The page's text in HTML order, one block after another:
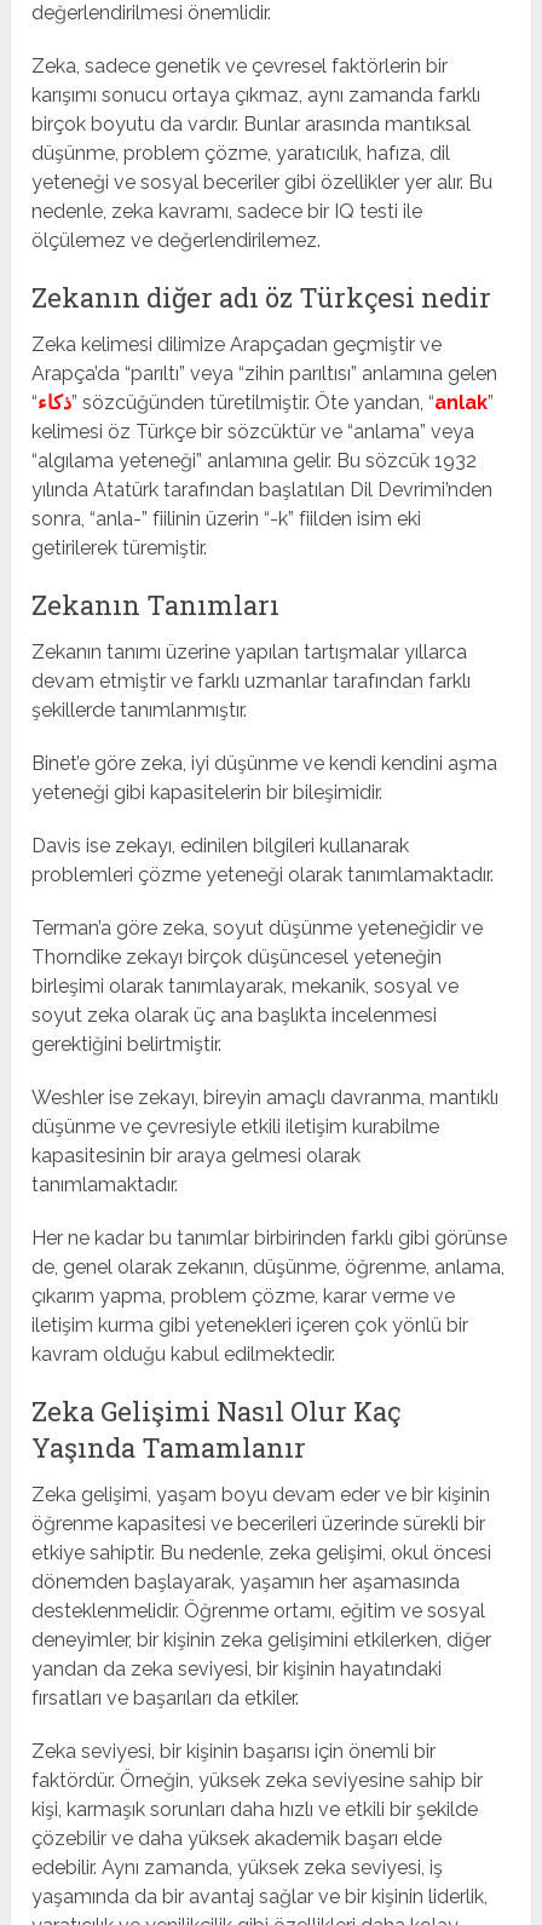
değerlendirilmesi önemlidir.
Zeka, sadece genetik ve çevresel faktörlerin bir
karışımı sonucu ortaya çıkmaz, aynı zamanda farklı
birçok boyutu da vardır. Bunlar arasında mantıksal
düşünme, problem çözme, yaratıcılık, hafıza, dil
yeteneği ve sosyal beceriler gibi özellikler yer alır. Bu
nedenle, zeka kavramı, sadece bir IQ testi ile
ölçülemez ve değerlendirilemez.
Zekanın diğer adı öz Türkçesi nedir
Zeka kelimesi dilimize Arapçadan geçmiştir ve
Arapça’da “parıltı” veya “zihin parıltısı” anlamına gelen
“ذكاء” sözcüğünden türetilmiştir. Öte yandan, “anlak”
kelimesi öz Türkçe bir sözcüktür ve “anlama” veya
“algılama yeteneği” anlamına gelir. Bu sözcük 1932
yılında Atatürk tarafından başlatılan Dil Devrimi’nden
sonra, “anla-” fiilinin üzerin “-k” fiilden isim eki
getirilerek türemiştir.
Zekanın Tanımları
Zekanın tanımı üzerine yapılan tartışmalar yıllarca
devam etmiştir ve farklı uzmanlar tarafından farklı
şekillerde tanımlanmıştır.
Binet’e göre zeka, iyi düşünme ve kendi kendini aşma
yeteneği gibi kapasitelerin bir bileşimidir.
Davis ise zekayı, edinilen bilgileri kullanarak
problemleri çözme yeteneği olarak tanımlamaktadır.
Terman’a göre zeka, soyut düşünme yeteneğidir ve
Thorndike zekayı birçok düşüncesel yeteneğin
birleşimi olarak tanımlayarak, mekanik, sosyal ve
soyut zeka olarak üç ana başlıkta incelenmesi
gerektiğini belirtmiştir.
Weshler ise zekayı, bireyin amaçlı davranma, mantıklı
düşünme ve çevresiyle etkili iletişim kurabilme
kapasitesinin bir araya gelmesi olarak
tanımlamaktadır.
Her ne kadar bu tanımlar birbirinden farklı gibi görünse
de, genel olarak zekanın, düşünme, öğrenme, anlama,
çıkarım yapma, problem çözme, karar verme ve
iletişim kurma gibi yetenekleri içeren çok yönlü bir
kavram olduğu kabul edilmektedir.
Zeka Gelişimi Nasıl Olur Kaç
Yaşında Tamamlanır
Zeka gelişimi, yaşam boyu devam eder ve bir kişinin
öğrenme kapasitesi ve becerileri üzerinde sürekli bir
etkiye sahiptir. Bu nedenle, zeka gelişimi, okul öncesi
dönemden başlayarak, yaşamın her aşamasında
desteklenmelidir. Öğrenme ortamı, eğitim ve sosyal
deneyimler, bir kişinin zeka gelişimini etkilerken, diğer
yandan da zeka seviyesi, bir kişinin hayatındaki
fırsatları ve başarıları da etkiler.
Zeka seviyesi, bir kişinin başarısı için önemli bir
faktördür. Örneğin, yüksek zeka seviyesine sahip bir
kişi, karmaşık sorunları daha hızlı ve etkili bir şekilde
çözebilir ve daha yüksek akademik başarı elde
edebilir. Aynı zamanda, yüksek zeka seviyesi, iş
yaşamında da bir avantaj sağlar ve bir kişinin liderlik,